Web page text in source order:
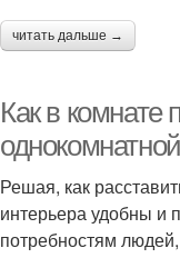
читать дальше →
Как в комнате
Решая, как
интерьера удобны и
потребностям